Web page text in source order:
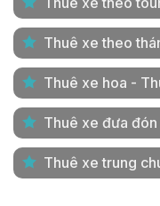
Thuê xe theo
Thuê xe hoa -
Thuê xe đưa
Thuê xe trung